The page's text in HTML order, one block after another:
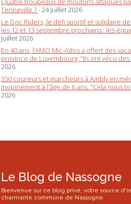
Tenneville ?- 24 juillet 2026
Le Doc Riders, le défi sportif et solidaire
les 12 et 13 septembre prochains : les
juillet 2026
En 40 ans, l’AMO Mic-Ados a offert des
province de Luxembourg: "Ils ont vécu
2026
350 coureurs et marcheurs à Ambly en
inopinément à l'âge de 6 ans: "Cela nous
2026
Le Blog de Nassogne
Bienvenue sur ce blog privé, votre source
charmante commune de Nassogne